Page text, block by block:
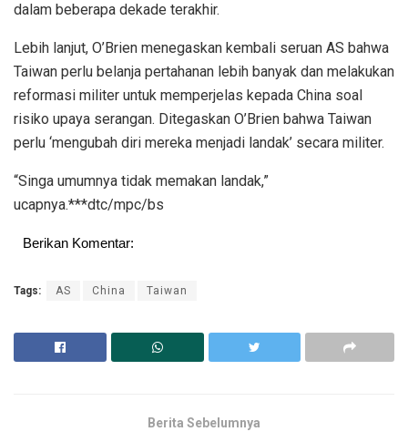
dalam beberapa dekade terakhir.
Lebih lanjut, O’Brien menegaskan kembali seruan AS bahwa
Taiwan perlu belanja pertahanan lebih banyak dan melakukan
reformasi militer untuk memperjelas kepada China soal
risiko upaya serangan. Ditegaskan O’Brien bahwa Taiwan
perlu ‘mengubah diri mereka menjadi landak’ secara militer.
“Singa umumnya tidak memakan landak,”
ucapnya.***dtc/mpc/bs
Berikan Komentar:
Tags: AS China Taiwan
Berita Sebelumnya